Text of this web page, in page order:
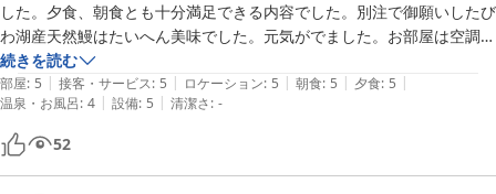
した。夕食、朝食とも十分満足できる内容でした。別注で御願いしたび
わ湖産天然鰻はたいへん美味でした。元気がでました。お部屋は空調が
静かで感心しました。よく考えて造られていると思いました。小さい子
どものいる息子達にも箱館山でおもいっきり遊んだ後の宿に薦めたいと
思います。
続きを読む
部屋: 5 | 接客・サービス: 5 | ロケーション: 5 | 朝食: 5 | 夕食: 5 |
温泉・お風呂: 4 | 設備: 5 | 清潔さ: -
52